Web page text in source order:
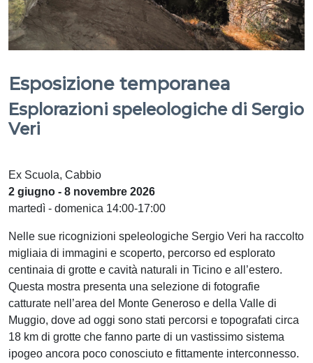
Esposizione temporanea
Esplorazioni speleologiche di Sergio
Veri
Ex Scuola, Cabbio
2 giugno - 8 novembre 2026
martedì - domenica 14:00-17:00
Nelle sue ricognizioni speleologiche Sergio Veri ha raccolto
migliaia di immagini e scoperto, percorso ed esplorato
centinaia di grotte e cavità naturali in Ticino e all’estero.
Questa mostra presenta una selezione di fotografie
catturate nell’area del Monte Generoso e della Valle di
Muggio, dove ad oggi sono stati percorsi e topografati circa
18 km di grotte che fanno parte di un vastissimo sistema
ipogeo ancora poco conosciuto e fittamente interconnesso.